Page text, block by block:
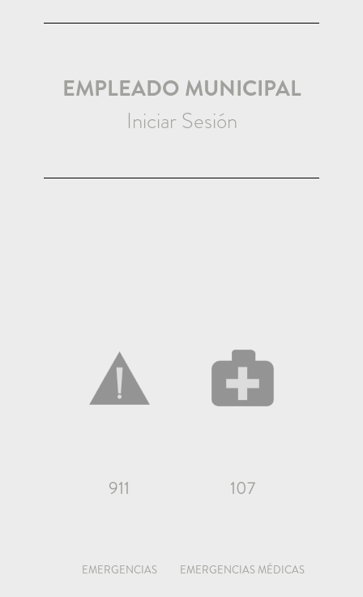
EMPLEADO MUNICIPAL
Iniciar Sesión
911
EMERGENCIAS
107
EMERGENCIAS MÉDICAS